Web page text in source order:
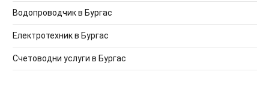
Водопроводчик в Бургас
Електротехник в Бургас
Счетоводни услуги в Бургас